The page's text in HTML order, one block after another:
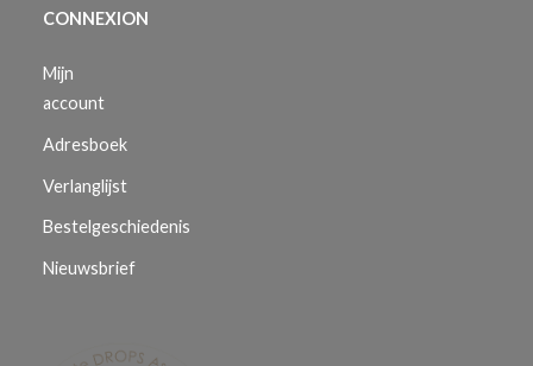
CONNEXION
Mijn
account
Adresboek
Verlanglijst
Bestelgeschiedenis
Nieuwsbrief